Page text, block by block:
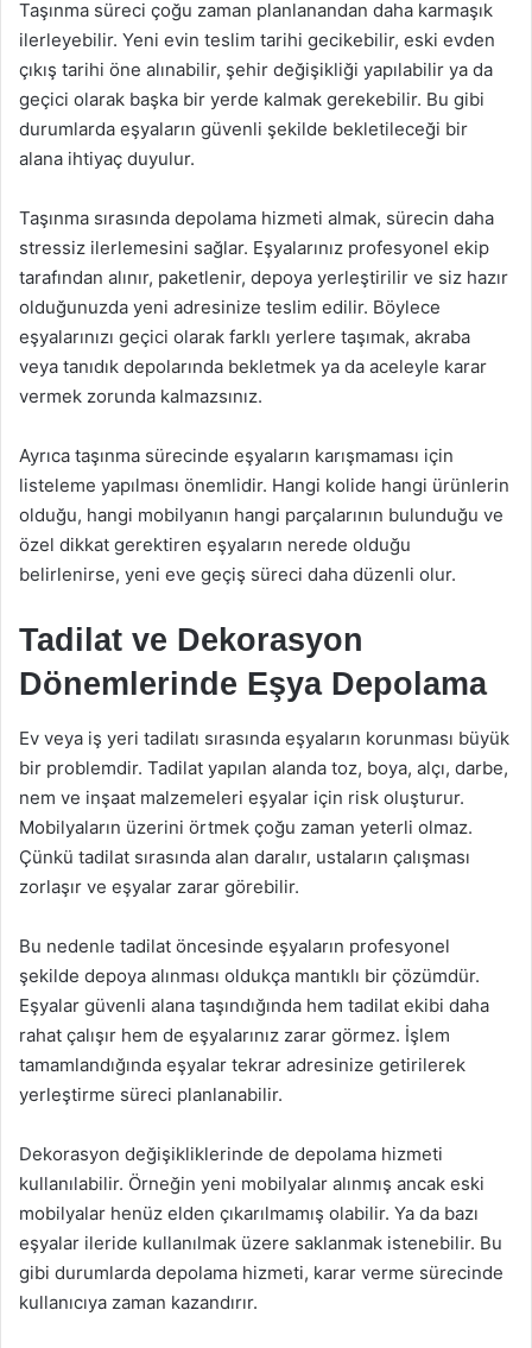
Taşınma süreci çoğu zaman planlanandan daha karmaşık
ilerleyebilir. Yeni evin teslim tarihi gecikebilir, eski evden
çıkış tarihi öne alınabilir, şehir değişikliği yapılabilir ya da
geçici olarak başka bir yerde kalmak gerekebilir. Bu gibi
durumlarda eşyaların güvenli şekilde bekletileceği bir
alana ihtiyaç duyulur.
Taşınma sırasında depolama hizmeti almak, sürecin daha
stressiz ilerlemesini sağlar. Eşyalarınız profesyonel ekip
tarafından alınır, paketlenir, depoya yerleştirilir ve siz hazır
olduğunuzda yeni adresinize teslim edilir. Böylece
eşyalarınızı geçici olarak farklı yerlere taşımak, akraba
veya tanıdık depolarında bekletmek ya da aceleyle karar
vermek zorunda kalmazsınız.
Ayrıca taşınma sürecinde eşyaların karışmaması için
listeleme yapılması önemlidir. Hangi kolide hangi ürünlerin
olduğu, hangi mobilyanın hangi parçalarının bulunduğu ve
özel dikkat gerektiren eşyaların nerede olduğu
belirlenirse, yeni eve geçiş süreci daha düzenli olur.
Tadilat ve Dekorasyon
Dönemlerinde Eşya Depolama
Ev veya iş yeri tadilatı sırasında eşyaların korunması büyük
bir problemdir. Tadilat yapılan alanda toz, boya, alçı, darbe,
nem ve inşaat malzemeleri eşyalar için risk oluşturur.
Mobilyaların üzerini örtmek çoğu zaman yeterli olmaz.
Çünkü tadilat sırasında alan daralır, ustaların çalışması
zorlaşır ve eşyalar zarar görebilir.
Bu nedenle tadilat öncesinde eşyaların profesyonel
şekilde depoya alınması oldukça mantıklı bir çözümdür.
Eşyalar güvenli alana taşındığında hem tadilat ekibi daha
rahat çalışır hem de eşyalarınız zarar görmez. İşlem
tamamlandığında eşyalar tekrar adresinize getirilerek
yerleştirme süreci planlanabilir.
Dekorasyon değişikliklerinde de depolama hizmeti
kullanılabilir. Örneğin yeni mobilyalar alınmış ancak eski
mobilyalar henüz elden çıkarılmamış olabilir. Ya da bazı
eşyalar ileride kullanılmak üzere saklanmak istenebilir. Bu
gibi durumlarda depolama hizmeti, karar verme sürecinde
kullanıcıya zaman kazandırır.